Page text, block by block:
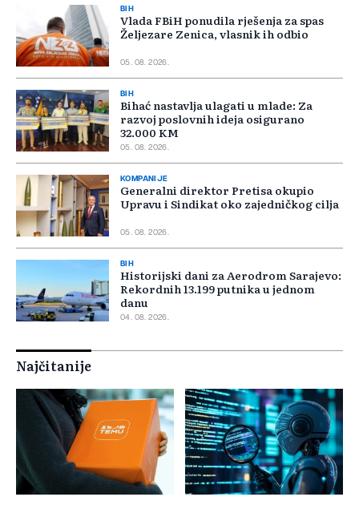
BIH
Vlada FBiH ponudila rješenja za spas
Željezare Zenica, vlasnik ih odbio
05. 08. 2026.
BIH
Bihać nastavlja ulagati u mlade: Za
razvoj poslovnih ideja osigurano
32.000 KM
05. 08. 2026.
KOMPANIJE
Generalni direktor Pretisa okupio
Upravu i Sindikat oko zajedničkog cilja
05. 08. 2026.
BIH
Historijski dani za Aerodrom Sarajevo:
Rekordnih 13.199 putnika u jednom
danu
04. 08. 2026.
Najčitanije